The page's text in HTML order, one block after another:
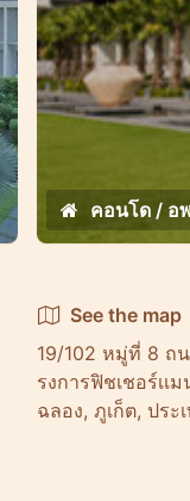
คอนโด / อ
See the map
19/102 หมู่ที่ 8 ถ
รงการฟิชเชอร์เเม
ฉลอง, ภูเก็ต, ประ